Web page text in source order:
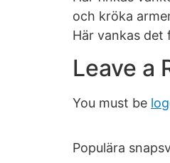
och kröka
Här vankas det
Leave a
You must be
Populära